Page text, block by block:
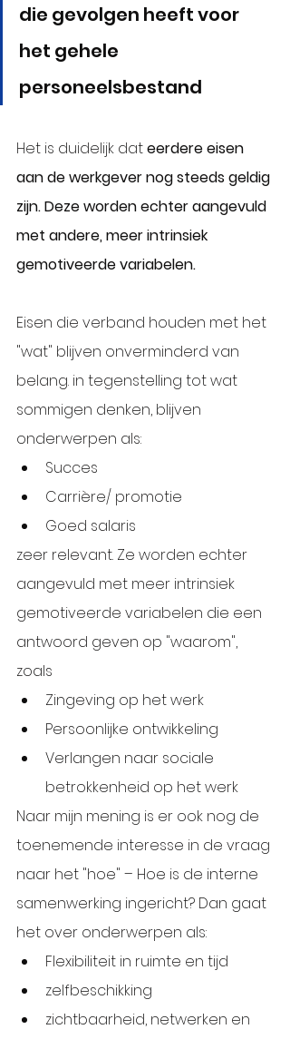
die gevolgen heeft voor
het gehele
personeelsbestand
Het is duidelijk dat eerdere eisen
aan de werkgever nog steeds geldig
zijn. Deze worden echter aangevuld
met andere, meer intrinsiek
gemotiveerde variabelen.
Eisen die verband houden met het
"wat" blijven onverminderd van
belang. in tegenstelling tot wat
sommigen denken, blijven
onderwerpen als:
Succes
Carrière/ promotie
Goed salaris
zeer relevant. Ze worden echter
aangevuld met meer intrinsiek
gemotiveerde variabelen die een
antwoord geven op "waarom",
zoals
Zingeving op het werk
Persoonlijke ontwikkeling
Verlangen naar sociale
betrokkenheid op het werk
Naar mijn mening is er ook nog de
toenemende interesse in de vraag
naar het "hoe" – Hoe is de interne
samenwerking ingericht? Dan gaat
het over onderwerpen als:
Flexibiliteit in ruimte en tijd
zelfbeschikking
zichtbaarheid, netwerken en